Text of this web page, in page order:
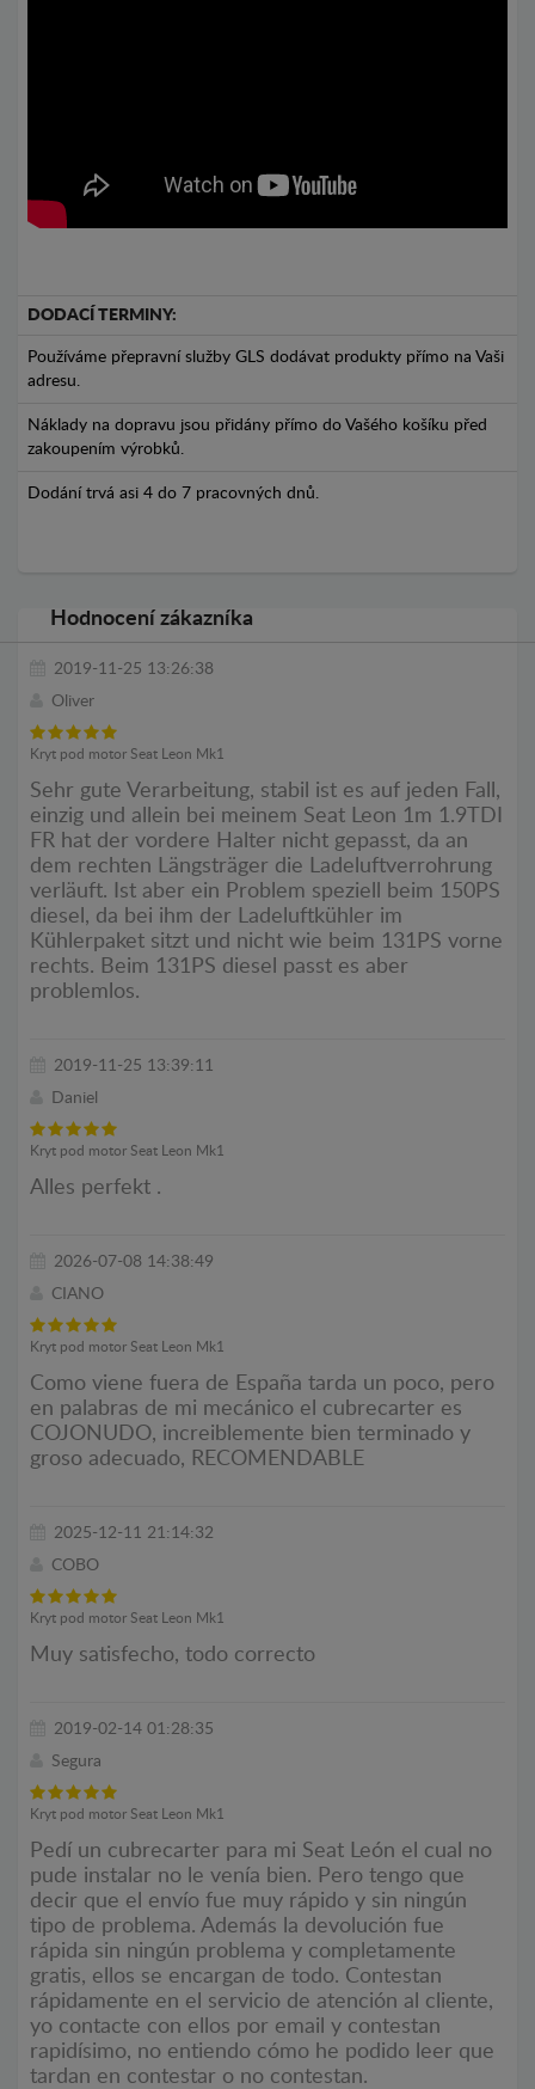
DODACÍ TERMINY:
Používáme přepravní služby GLS dodávat produkty přímo na Vaši
adresu.
Náklady na dopravu jsou přidány přímo do Vašého košíku před
zakoupením výrobků.
Dodání trvá asi 4 do 7 pracovných dnů.
Hodnocení zákazníka
2019-11-25 13:26:38
Oliver
Kryt pod motor Seat Leon Mk1
Sehr gute Verarbeitung, stabil ist es auf jeden Fall,
einzig und allein bei meinem Seat Leon 1m 1.9TDI
FR hat der vordere Halter nicht gepasst, da an
dem rechten Längsträger die Ladeluftverrohrung
verläuft. Ist aber ein Problem speziell beim 150PS
diesel, da bei ihm der Ladeluftkühler im
Kühlerpaket sitzt und nicht wie beim 131PS vorne
rechts. Beim 131PS diesel passt es aber
problemlos.
2019-11-25 13:39:11
Daniel
Kryt pod motor Seat Leon Mk1
Alles perfekt .
2026-07-08 14:38:49
CIANO
Kryt pod motor Seat Leon Mk1
Como viene fuera de España tarda un poco, pero
en palabras de mi mecánico el cubrecarter es
COJONUDO, increiblemente bien terminado y
groso adecuado, RECOMENDABLE
2025-12-11 21:14:32
COBO
Kryt pod motor Seat Leon Mk1
Muy satisfecho, todo correcto
2019-02-14 01:28:35
Segura
Kryt pod motor Seat Leon Mk1
Pedí un cubrecarter para mi Seat León el cual no
pude instalar no le venía bien. Pero tengo que
decir que el envío fue muy rápido y sin ningún
tipo de problema. Además la devolución fue
rápida sin ningún problema y completamente
gratis, ellos se encargan de todo. Contestan
rápidamente en el servicio de atención al cliente,
yo contacte con ellos por email y contestan
rapidísimo, no entiendo cómo he podido leer que
tardan en contestar o no contestan.